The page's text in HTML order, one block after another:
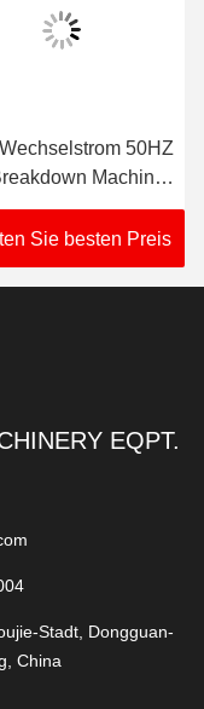
50HZ
Machine
For Wire
Sie besten Preis
EQPT.
Stadt, Dongguan-
China